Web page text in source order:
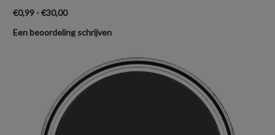
€0,99 - €30,00
Een beoordeling schrijven